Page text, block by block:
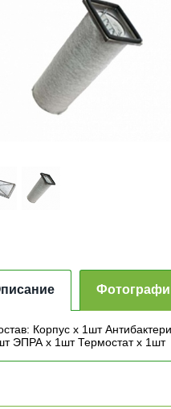
Корпус x 1шт
ЭПРА x 1шт Термостат x 1шт